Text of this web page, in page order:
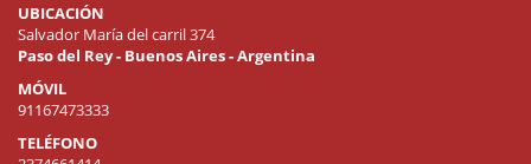
UBICACIÓN
Salvador María del carril 374
Paso del Rey - Buenos Aires - Argentina
MÓVIL
91167473333
TELÉFONO